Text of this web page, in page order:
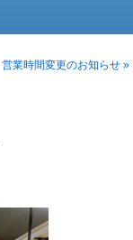
営業時間変更のお知らせ »